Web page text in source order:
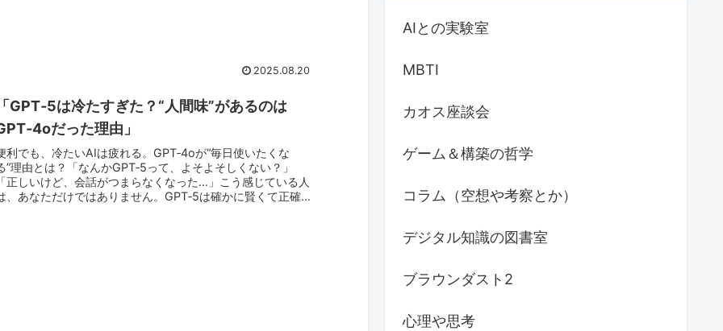
2025.08.20
GPT‑5は冷たすぎた？“人間味”があるのは
だった理由」
利でも、冷たいAIは疲れる。GPT‑4oが“毎日使いたくな
”理由とは？「なんかGPT‑5って、よそよそしくない？」
正しいけど、会話がつまらなくなった…」こう感じている人
、あなただけではありません。GPT‑5は確かに賢くて正確。
AIとの実験室
MBTI
カオス座談会
ゲーム＆構築の哲学
コラム（空想や考察とか）
デジタル知識の図書室
ブラウンダスト2
心理や思考